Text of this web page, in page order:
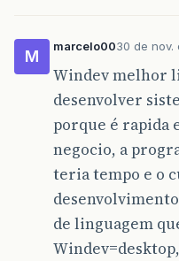
M
marcelo0030 de nov.
Windev melhor
desenvolver
porque é rapida
negocio, a
teria tempo e o
de linguagem